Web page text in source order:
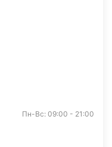
Пн-Вс: 09:00 - 21:00